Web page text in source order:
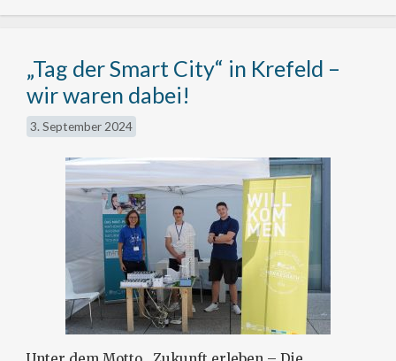
„Tag der Smart City“ in Krefeld –
wir waren dabei!
3. September 2024